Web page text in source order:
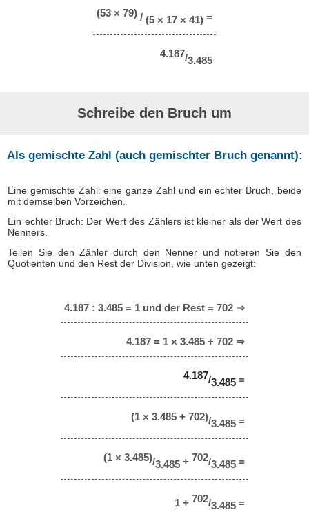
(53 × 79) / (5 × 17 × 41) =
4.187/3.485
Schreibe den Bruch um
Als gemischte Zahl (auch gemischter Bruch genannt):
Eine gemischte Zahl: eine ganze Zahl und ein echter Bruch, beide
mit demselben Vorzeichen.
Ein echter Bruch: Der Wert des Zählers ist kleiner als der Wert des
Nenners.
Teilen Sie den Zähler durch den Nenner und notieren Sie den
Quotienten und den Rest der Division, wie unten gezeigt:
4.187 : 3.485 = 1 und der Rest = 702 ⇒
4.187 = 1 × 3.485 + 702 ⇒
4.187/3.485 =
(1 × 3.485 + 702)/3.485 =
(1 × 3.485)/3.485 + 702/3.485 =
1 + 702/3.485 =